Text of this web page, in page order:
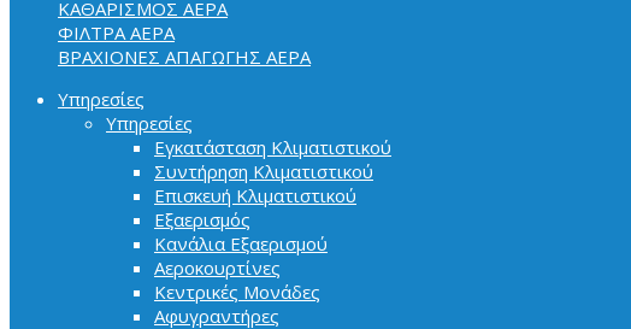
ΚΑΘΑΡΙΣΜΟΣ ΑΕΡΑ
ΦΙΛΤΡΑ ΑΕΡΑ
ΒΡΑΧΙΟΝΕΣ ΑΠΑΓΩΓΗΣ ΑΕΡΑ
Υπηρεσίες
Υπηρεσίες
Εγκατάσταση Κλιματιστικού
Συντήρηση Κλιματιστικού
Επισκευή Κλιματιστικού
Εξαερισμός
Κανάλια Εξαερισμού
Αεροκουρτίνες
Κεντρικές Μονάδες
Αφυγραντήρες